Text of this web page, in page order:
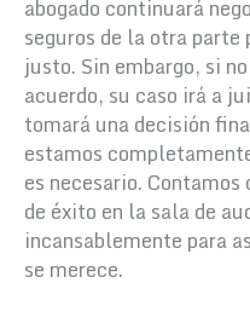
abogado continuará
seguros de la otra
justo. Sin embargo, si
acuerdo, su caso irá a
tomará una decisión
estamos
es necesario.
de éxito en la sala de
incansablemente para
se merece.